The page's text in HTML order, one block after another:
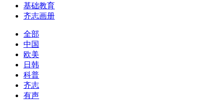
基础教育
齐志画册
全部
中国
欧美
日韩
科普
齐志
有声